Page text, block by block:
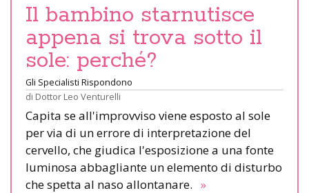
Il bambino starnutisce
appena si trova sotto il
sole: perché?
Gli Specialisti Rispondono
di Dottor Leo Venturelli
Capita se all'improvviso viene esposto al sole
per via di un errore di interpretazione del
cervello, che giudica l'esposizione a una fonte
luminosa abbagliante un elemento di disturbo
che spetta al naso allontanare. »